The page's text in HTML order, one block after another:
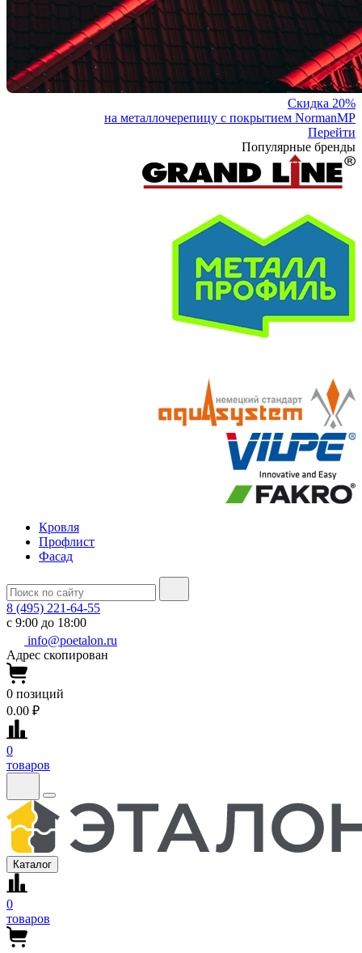
Скидка 20%
на металлочерепицу с покрытием NormanMP
Перейти
Популярные бренды
Кровля
Профлист
Фасад
8 (495) 221-64-55
с 9:00 до 18:00
info@poetalon.ru
Адрес скопирован
0 позиций
0.00 ₽
0
товаров
Каталог
0
товаров